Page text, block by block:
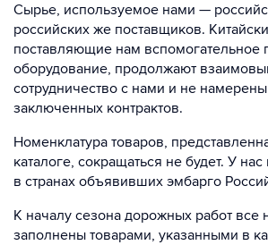
Сырье, используемое нами —
российских же поставщиков.
поставляющие нам вспомогательное
оборудование, продолжают
сотрудничество с нами и не намерены
заключенных контрактов.
Номенклатура товаров,
каталоге, сокращаться не будет. У
в странах объявивших эмбарго
К началу сезона дорожных работ все
заполнены товарами, указанными в